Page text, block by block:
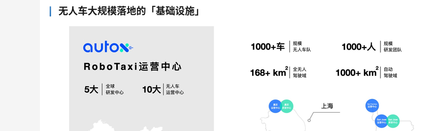
无人车大规模落地的「基础设施」